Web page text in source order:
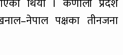
पक्षका तीनजना